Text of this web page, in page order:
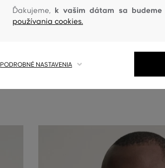
Ďakujeme, k vašim dátam sa budeme
používania cookies.
PODROBNÉ NASTAVENIA